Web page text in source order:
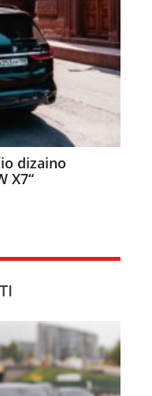
dizaino
X7“